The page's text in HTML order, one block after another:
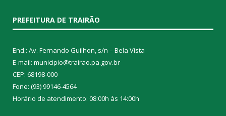
PREFEITURA DE TRAIRÃO
End.: Av. Fernando Guilhon, s/n – Bela Vista
E-mail: municipio@trairao.pa.gov.br
CEP: 68198-000
Fone: (93) 99146-4564
Horário de atendimento: 08:00h às 14:00h